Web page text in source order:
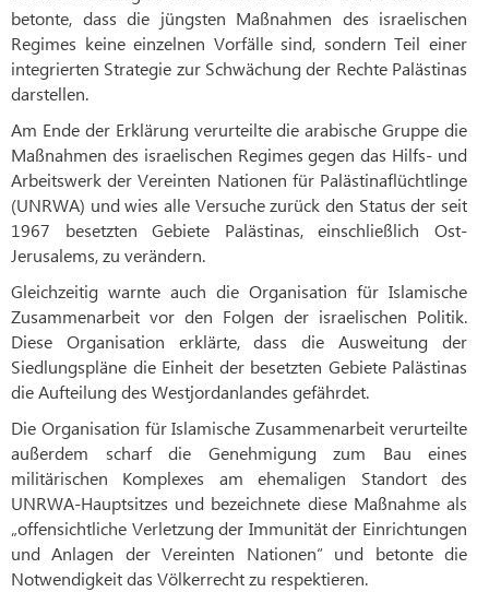
betonte, dass die jüngsten Maßnahmen des israelischen
Regimes keine einzelnen Vorfälle sind, sondern Teil einer
integrierten Strategie zur Schwächung der Rechte Palästinas
darstellen.
Am Ende der Erklärung verurteilte die arabische Gruppe die
Maßnahmen des israelischen Regimes gegen das Hilfs- und
Arbeitswerk der Vereinten Nationen für Palästinaflüchtlinge
(UNRWA) und wies alle Versuche zurück den Status der seit
1967 besetzten Gebiete Palästinas, einschließlich Ost-
Jerusalems, zu verändern.
Gleichzeitig warnte auch die Organisation für Islamische
Zusammenarbeit vor den Folgen der israelischen Politik.
Diese Organisation erklärte, dass die Ausweitung der
Siedlungspläne die Einheit der besetzten Gebiete Palästinas
die Aufteilung des Westjordanlandes gefährdet.
Die Organisation für Islamische Zusammenarbeit verurteilte
außerdem scharf die Genehmigung zum Bau eines
militärischen Komplexes am ehemaligen Standort des
UNRWA-Hauptsitzes und bezeichnete diese Maßnahme als
„offensichtliche Verletzung der Immunität der Einrichtungen
und Anlagen der Vereinten Nationen“ und betonte die
Notwendigkeit das Völkerrecht zu respektieren.